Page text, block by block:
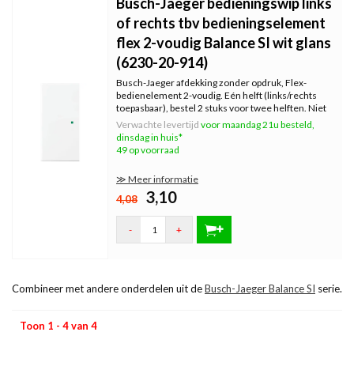
Busch-Jaeger bedieningswip links
of rechts tbv bedieningselement
flex 2-voudig Balance SI wit glans
(6230-20-914)
Busch-Jaeger afdekking zonder opdruk, Flex-
bedienelement 2-voudig. Eén helft (links/rechts
toepasbaar), bestel 2 stuks voor twee helften. Niet
voor standaardschakelaars, zie omschrijving. Excl.
binnenwerk en afdekraam. Serie: Balance SI, kleur:
wit glans.
Verwachte levertijd voor maandag 21u besteld,
dinsdag in huis*
49 op voorraad
≫ Meer informatie
4,08 3,10
- +
Combineer met andere onderdelen uit deBusch-Jaeger Balance SI serie.
Toon 1 - 4 van 4